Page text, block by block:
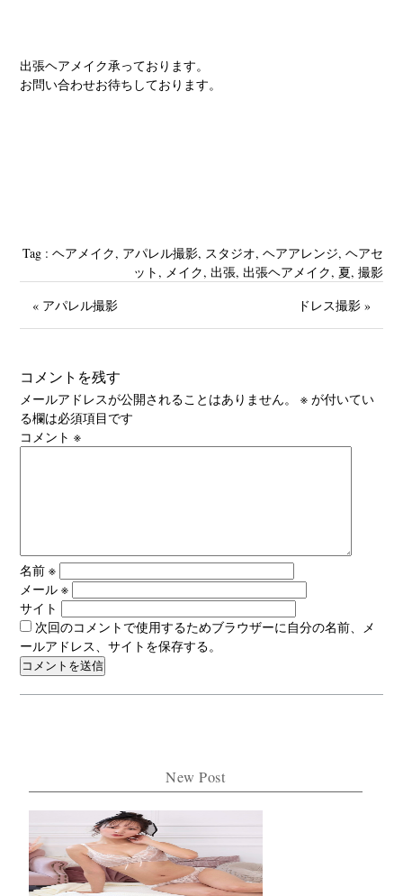
出張ヘアメイク承っております。
お問い合わせお待ちしております。
Tag : ‪ヘアメイク, アパレル撮影, スタジオ‬, ヘアアレンジ, ヘアセ
ット, メイク, 出張, 出張ヘアメイク, 夏, 撮影
« アパレル撮影
ドレス撮影 »
コメントを残す
メールアドレスが公開されることはありません。 ※ が付いてい
る欄は必須項目です
コメント※
名前※
メール※
サイト
次回のコメントで使用するためブラウザーに自分の名前、メ
ールアドレス、サイトを保存する。
New Post